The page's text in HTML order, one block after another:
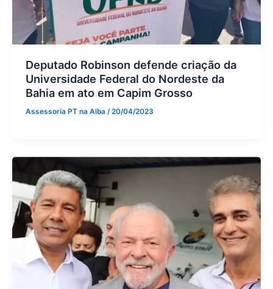
Deputado Robinson defende criação da
Universidade Federal do Nordeste da
Bahia em ato em Capim Grosso
Assessoria PT na Alba /20/04/2023